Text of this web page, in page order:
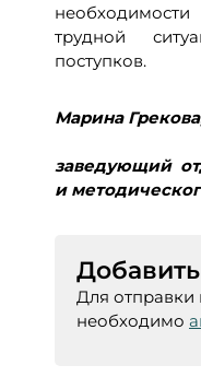
трудной
поступков.
заведующий
и
Для
необходимо